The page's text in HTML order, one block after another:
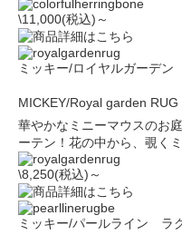
\11,000(税込)～
ミッキー/ロイヤルガーデ
MICKEY/Royal garden RUG
華やかなミニーマウスのお
ーテン！花の中から、覗く
\8,250(税込)～
ミッキー/パールライン ラ